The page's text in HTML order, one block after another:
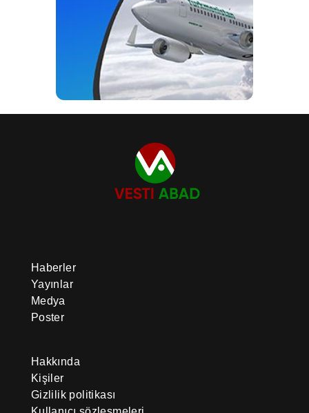
Haberler
Yayınlar
Medya
Poster
Hakkında
Kişiler
Gizlilik politikası